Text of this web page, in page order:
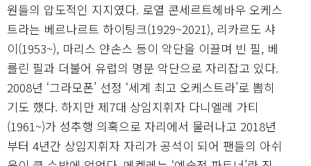
원들의 압도적인 지지였다. 로열 콘세르트헤바우 오케스
트라는 베르나르트 하이팅크(1929~2021), 리카르도 샤
이(1953~), 마리스 얀손스 등이 악단을 이끌며 빈 필, 베
를린 필과 더불어 유럽의 명문 악단으로 자리잡고 있다.
2008년 ‘그라모폰’ 선정 ‘세계 최고 오케스트라’로 뽑히
기도 했다. 하지만 제7대 상임지휘자 다니엘레 가티
(1961~)가 성추행 의혹으로 자리에서 물러나고 2018년
부터 4년간 상임지휘자 자리가 공석이 되어 팬들의 아쉬